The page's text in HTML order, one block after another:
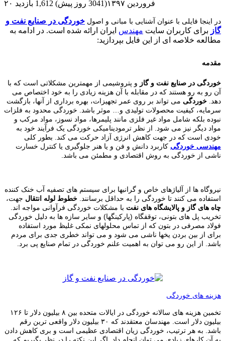
۲۰ فروردین ۱۳۹۷(3041 روز پیش) 1,612 بازدید
در اینجا فایلی با عنوان آشنایی با مبانی و اصول خوردگی در صنایع نفت و
گاز برای کاربران سایت مهندس ایران ارائه شده است. در ادامه به
مطالعه خلاصه ای از این فایل بپردازید:
مقدمه
خوردگی در صنایع نفت و گاز و پتروشیمی از مهمترین مشکلاتی است که با
آن رو به رو هستند که در مقابله با آن هزینه زیادی را به خود اختصاص می
دهد. خوردگی می تواند بر روی عمر تجهیزات، بهره برداری از آنها، بازگشت
سرمایه، کیفیت محصولات تولیدی و… موثر باشد. خوردگی محدود به فلزات
نبوده بلکه شامل مواد غیر فلزی مانند پلیمرها، مواد نسوز، مواد مرکب و
مواد دیگر نیز می شود. از نظر ترمودینامیکی خوردگی یک فرآیند خود به
خودی است که در جهت کاهش انرژی آزاد حرکت می کند. بطور کلی
مهندسی خوردگی کاربرد دانش و فن و یا هنر جلوگیری یا کنترل خسارت
ناشی از خوردگی به روش اقتصادی و مطمئن می باشد.
نیروگاه ها از آلیاژهای خاص و گرانبها برای سیستم های تصفیه آب خنک کننده
استفاده می کنند تا خوردگی را به حداقل برسانند.
خطوط لوله انتقال جهت،
چاه های گاز و پالایشگاه های نفت با مشکلات خوردگی فرآوانی مواجه اند.
تخریب پل های بتونی، توقفگاه (پارکینگها) و سایر سازه ها به دلیل خوردگی
فولاد مصرفی در بتون که از تماس محلولهای نمکی غلیظ مورد استفاده
برای از بین بردن یخها ناشی می شود و می تواند خطری جدی برای مردم
باشد. از این رو می توان به اهمیت علنم خوردگی در تمام صنایع پی برد.
هزینه های خوردگی
تخمین هزینه های سالانه خوردگی در ایالات متحده بین ۸ بیلیون دلار تا ۱۲۶
بیلیون دلار است. مهندسان معتقدند که ۳۰ بیلیون دلار واقعی ترین رقم
باشد. به هر ترتیب، خوردگی زیان اقتصادی عظیمی است و بری کاهش دادن
به آن کارهای زیادی می توان انجام داد. اگر این نکته را در نظر بگیریم که